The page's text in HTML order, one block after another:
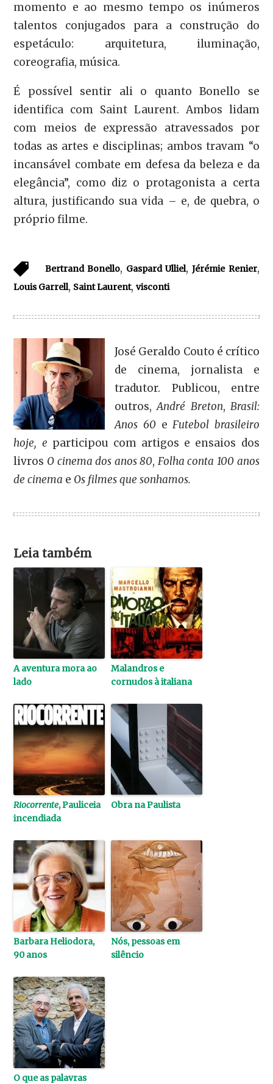
momento e ao mesmo tempo os inúmeros
talentos conjugados para a construção do
espetáculo: arquitetura, iluminação,
coreografia, música.
É possível sentir ali o quanto Bonello se
identifica com Saint Laurent. Ambos lidam
com meios de expressão atravessados por
todas as artes e disciplinas; ambos travam “o
incansável combate em defesa da beleza e da
elegância”, como diz o protagonista a certa
altura, justificando sua vida – e, de quebra, o
próprio filme.
Bertrand Bonello, Gaspard Ulliel,Jérémie Renier,
Louis Garrell, Saint Laurent,visconti
José Geraldo Couto é crítico
de cinema, jornalista e
tradutor. Publicou, entre
outros,André Breton, Brasil:
Anos 60eFutebol brasileiro
hoje, e participou com artigos e ensaios dos
livros O cinema dos anos 80, Folha conta 100 anos
de cinema e Os filmes que sonhamos.
Leia também
A aventura mora ao
lado
Malandros e
cornudos à italiana
Riocorrente, Pauliceia
incendiada
Obra na Paulista
Barbara Heliodora,
90 anos
Nós, pessoas em
silêncio
O que as palavras